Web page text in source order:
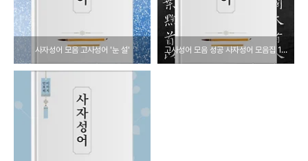
사자성어 모음 고사성어 '눈 설' 고사성어 모음 성공 사자성어 모음집 1000 도전